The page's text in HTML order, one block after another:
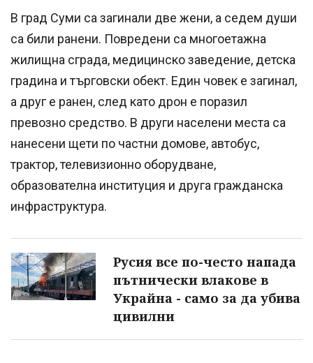
В град Суми са загинали две жени, а седем души
са били ранени. Повредени са многоетажна
жилищна сграда, медицинско заведение, детска
градина и търговски обект. Един човек е загинал,
а друг е ранен, след като дрон е поразил
превозно средство. В други населени места са
нанесени щети по частни домове, автобус,
трактор, телевизионно оборудване,
образователна институция и друга гражданска
инфраструктура.
Русия все по-често напада
пътнически влакове в
Украйна - само за да убива
цивилни